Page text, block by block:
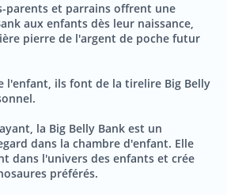
parents et parrains offrent une
aux enfants dès leur naissance,
pierre de l'argent de poche futur
l'enfant, ils font de la tirelire Big Belly
la Big Belly Bank est un
dans la chambre d'enfant. Elle
dans l'univers des enfants et crée
préférés.